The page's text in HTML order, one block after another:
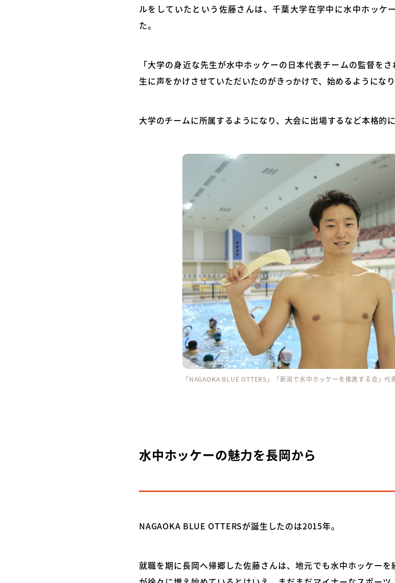
ルをしていたという佐藤さんは、千葉大学在学中に水中ホッケ
た。
「大学の身近な先生が水中ホッケーの日本代表チームの監督を
生に声をかけさせていただいたのがきっかけで、始めるようになり
大学のチームに所属するようになり、大会に出場するなど本格的
「NAGAOKA BLUE OTTERS」「新潟で水中ホッケーを推進する会」
水中ホッケーの魅力を長岡から
NAGAOKA BLUE OTTERSが誕生したのは2015年。
就職を期に長岡へ帰郷した佐藤さんは、地元でも水中ホッケー